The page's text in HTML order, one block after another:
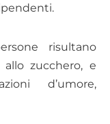
risultano
zucchero, e
d’umore,